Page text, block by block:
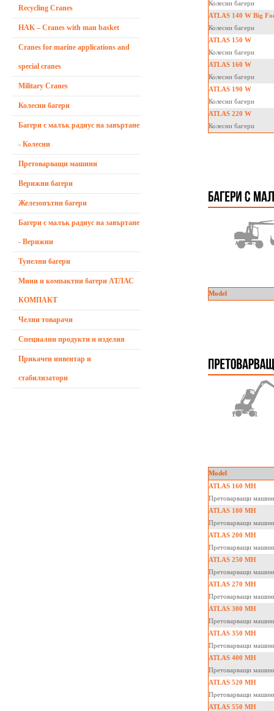
Recycling Cranes
HAK – Cranes with man basket
Cranes for marine applications and
special cranes
Military Cranes
Колесни багери
Багери с малък радиус на завъртане
- Колесни
Претоварващи машини
Верижни багери
Железопътни багери
Багери с малък радиус на завъртане
- Верижни
Тунелни багери
Мини и компактни багери АТЛАС
КОМПАКТ
Челни товарачи
Специални продукти и изделия
Прикачен инвентар и
стабилизатори
Колесни багери
ATLAS 140 W Big
Колесни багери
ATLAS 150 W
Колесни багери
ATLAS 160 W
Колесни багери
ATLAS 190 W
Колесни багери
ATLAS 220 W
Колесни багери
Model
Model
ATLAS 160 MH
Претоварващи
ATLAS 180 MH
Претоварващи
ATLAS 200 MH
Претоварващи
ATLAS 250 MH
Претоварващи
ATLAS 270 MH
Претоварващи
ATLAS 300 MH
Претоварващи
ATLAS 350 MH
Претоварващи
ATLAS 400 MH
Претоварващи
ATLAS 520 MH
Претоварващи
ATLAS 550 MH